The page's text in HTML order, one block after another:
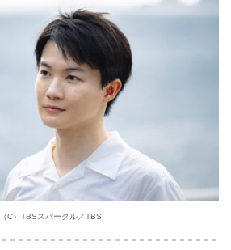
（C）TBSスパークル／TBS